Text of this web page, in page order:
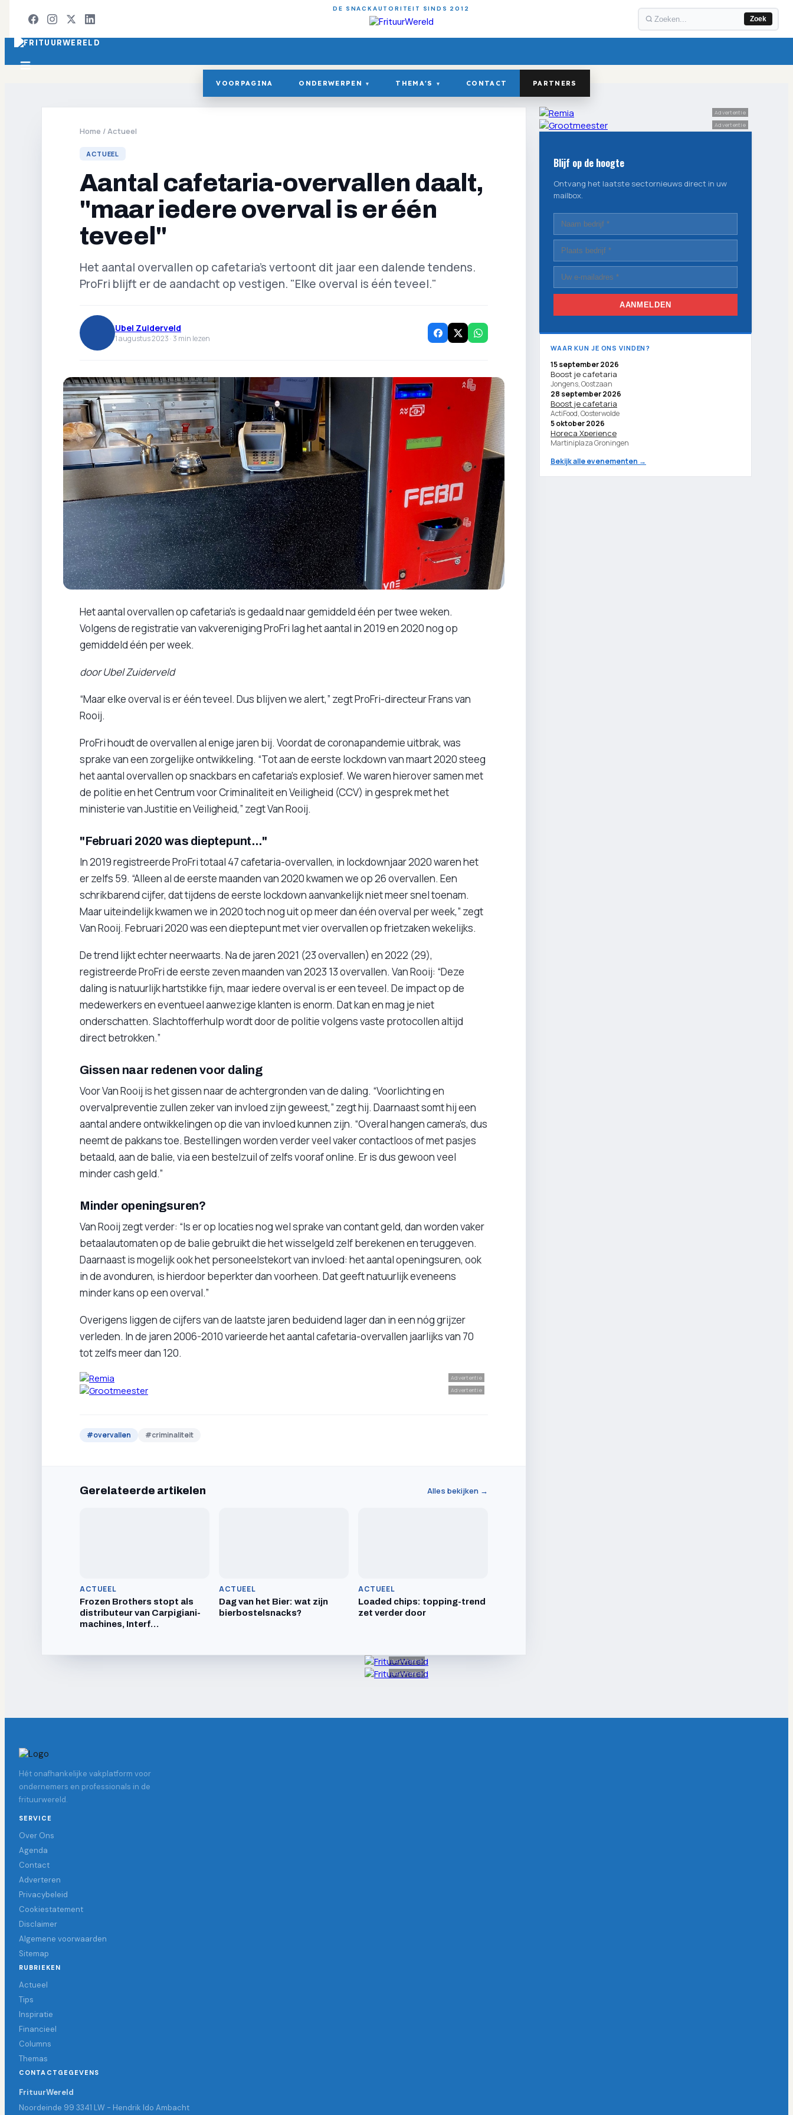
DE SNACKAUTORITEIT SINDS 2012
Zoek
VOORPAGINA ONDERWERPEN ▾ THEMA'S ▾ CONTACT PARTNERS
Home /Actueel
ACTUEEL
Aantal cafetaria-overvallen daalt,
"maar iedere overval is er één
teveel"
Het aantal overvallen op cafetaria's vertoont dit jaar een dalende tendens.
ProFri blijft er de aandacht op vestigen. "Elke overval is één teveel."
Ubel Zuiderveld
1 augustus 2023 ·3 min lezen
Het aantal overvallen op cafetaria’s is gedaald naar gemiddeld één per twee weken.
Volgens de registratie van vakvereniging ProFri lag het aantal in 2019 en 2020 nog op
gemiddeld één per week.
door Ubel Zuiderveld
“Maar elke overval is er één teveel. Dus blijven we alert,” zegt ProFri-directeur Frans van
Rooij.
ProFri houdt de overvallen al enige jaren bij. Voordat de coronapandemie uitbrak, was
sprake van een zorgelijke ontwikkeling. “Tot aan de eerste lockdown van maart 2020 steeg
het aantal overvallen op snackbars en cafetaria’s explosief. We waren hierover samen met
de politie en het Centrum voor Criminaliteit en Veiligheid (CCV) in gesprek met het
ministerie van Justitie en Veiligheid,” zegt Van Rooij.
"Februari 2020 was dieptepunt..."
In 2019 registreerde ProFri totaal 47 cafetaria-overvallen, in lockdownjaar 2020 waren het
er zelfs 59. “Alleen al de eerste maanden van 2020 kwamen we op 26 overvallen. Een
schrikbarend cijfer, dat tijdens de eerste lockdown aanvankelijk niet meer snel toenam.
Maar uiteindelijk kwamen we in 2020 toch nog uit op meer dan één overval per week,” zegt
Van Rooij. Februari 2020 was een dieptepunt met vier overvallen op frietzaken wekelijks.
De trend lijkt echter neerwaarts. Na de jaren 2021 (23 overvallen) en 2022 (29),
registreerde ProFri de eerste zeven maanden van 2023 13 overvallen. Van Rooij: “Deze
daling is natuurlijk hartstikke fijn, maar iedere overval is er een teveel. De impact op de
medewerkers en eventueel aanwezige klanten is enorm. Dat kan en mag je niet
onderschatten. Slachtofferhulp wordt door de politie volgens vaste protocollen altijd
direct betrokken.”
Gissen naar redenen voor daling
Voor Van Rooij is het gissen naar de achtergronden van de daling. “Voorlichting en
overvalpreventie zullen zeker van invloed zijn geweest,” zegt hij. Daarnaast somt hij een
aantal andere ontwikkelingen op die van invloed kunnen zijn. “Overal hangen camera’s, dus
neemt de pakkans toe. Bestellingen worden verder veel vaker contactloos of met pasjes
betaald, aan de balie, via een bestelzuil of zelfs vooraf online. Er is dus gewoon veel
minder cash geld.”
Minder openingsuren?
Van Rooij zegt verder: “Is er op locaties nog wel sprake van contant geld, dan worden vaker
betaalautomaten op de balie gebruikt die het wisselgeld zelf berekenen en teruggeven.
Daarnaast is mogelijk ook het personeelstekort van invloed: het aantal openingsuren, ook
in de avonduren, is hierdoor beperkter dan voorheen. Dat geeft natuurlijk eveneens
minder kans op een overval.”
Overigens liggen de cijfers van de laatste jaren beduidend lager dan in een nóg grijzer
verleden. In de jaren 2006-2010 varieerde het aantal cafetaria-overvallen jaarlijks van 70
tot zelfs meer dan 120.
Advertentie
Advertentie
#overvallen #criminaliteit
Gerelateerde artikelen Alles bekijken →
ACTUEEL
Frozen Brothers stopt als
distributeur van Carpigiani-
machines, Interf…
ACTUEEL
Dag van het Bier: wat zijn
bierbostelsnacks?
ACTUEEL
Loaded chips: topping-trend
zet verder door
Advertentie
Advertentie
Blijf op de hoogte
Ontvang het laatste sectornieuws direct in uw
mailbox.
AANMELDEN
WAAR KUN JE ONS VINDEN?
15 september 2026
Boost je cafetaria
Jongens, Oostzaan
28 september 2026
Boost je cafetaria
ActiFood, Oosterwolde
5 oktober 2026
Horeca Xperience
Martiniplaza Groningen
Bekijk alle evenementen →
Advertentie
Advertentie
Hét onafhankelijke vakplatform voor
ondernemers en professionals in de
frituurwereld.
SERVICE
Over Ons
Agenda
Contact
Adverteren
Privacybeleid
Cookiestatement
Disclaimer
Algemene voorwaarden
Sitemap
RUBRIEKEN
Actueel
Tips
Inspiratie
Financieel
Columns
Themas
CONTACTGEGEVENS
FrituurWereld
Noordeinde 99 3341 LW - Hendrik Ido Ambacht